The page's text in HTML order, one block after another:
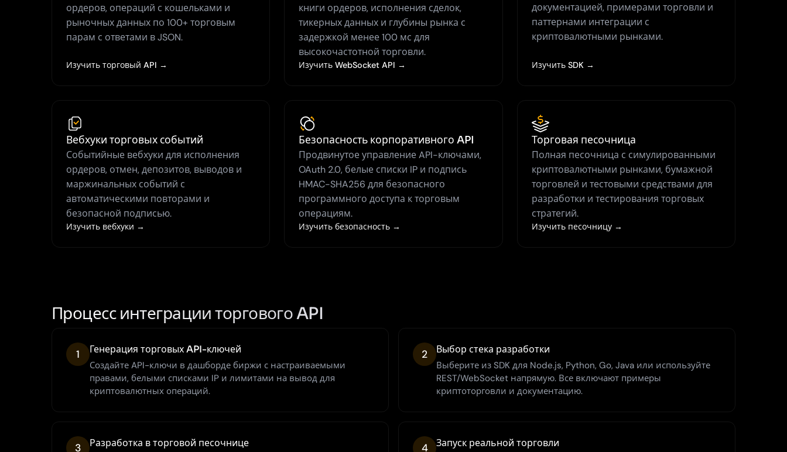
ордеров, операций с кошельками и
рыночных данных по 100+ торговым
парам с ответами в JSON.
Изучить торговый API →
книги ордеров, исполнения сделок,
тикерных данных и глубины рынка с
задержкой менее 100 мс для
высокочастотной торговли.
Изучить WebSocket API →
документацией, примерами торговли и
паттернами интеграции с
криптовалютными рынками.
Изучить SDK →
Вебхуки торговых событий
Событийные вебхуки для исполнения
ордеров, отмен, депозитов, выводов и
маржинальных событий с
автоматическими повторами и
безопасной подписью.
Изучить вебхуки →
Безопасность корпоративного API
Продвинутое управление API-ключами,
OAuth 2.0, белые списки IP и подпись
HMAC-SHA256 для безопасного
программного доступа к торговым
операциям.
Изучить безопасность →
Торговая песочница
Полная песочница с симулированными
криптовалютными рынками, бумажной
торговлей и тестовыми средствами для
разработки и тестирования торговых
стратегий.
Изучить песочницу →
Процесс интеграции торгового API
1 Генерация торговых API-ключей
Создайте API-ключи в дашборде биржи с настраиваемыми
правами, белыми списками IP и лимитами на вывод для
криптовалютных операций.
2 Выбор стека разработки
Выберите из SDK для Node.js, Python, Go, Java или используйте
REST/WebSocket напрямую. Все включают примеры
криптоторговли и документацию.
3 Разработка в торговой песочнице 4 Запуск реальной торговли